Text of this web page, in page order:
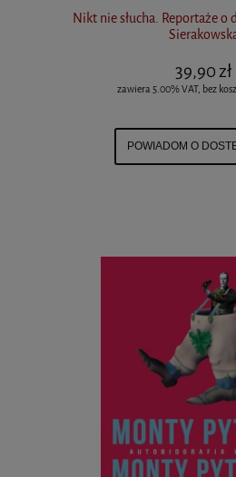
Nikt nie słucha. Reportaże o
39,90 zł
zawiera 5.00% VAT, bez
POWIADOM O